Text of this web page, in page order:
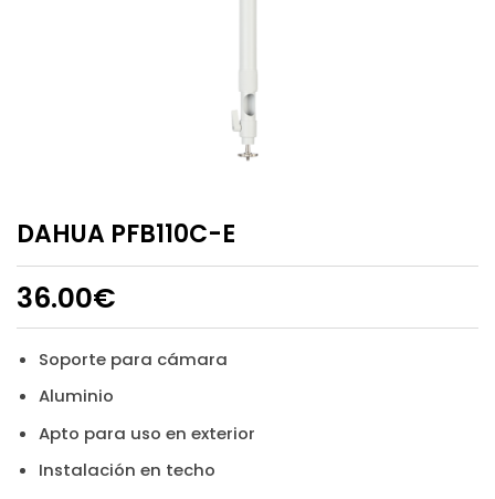
DAHUA PFB110C-E
36.00€
Soporte para cámara
Aluminio
Apto para uso en exterior
Instalación en techo